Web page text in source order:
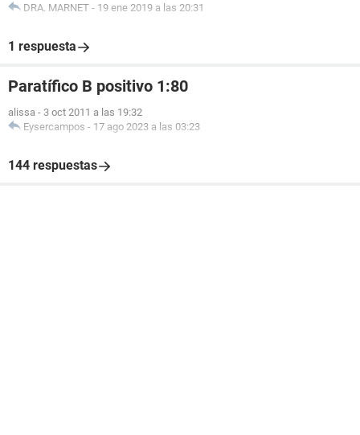
DRA. MARNET - 19 ene 2019 a las 20:31
1 respuesta
Paratífico B positivo 1:80
alissa - 3 oct 2011 a las 19:32
Eysercampos - 17 ago 2023 a las 03:23
144 respuestas